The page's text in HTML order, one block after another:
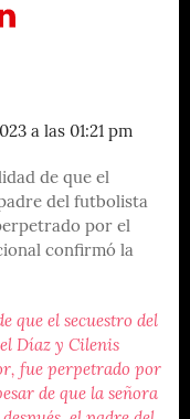
a las 01:21 pm
de que el
del futbolista
por el
confirmó la
que el secuestro del
Díaz y Cilenis
fue perpetrado por
de que la señora